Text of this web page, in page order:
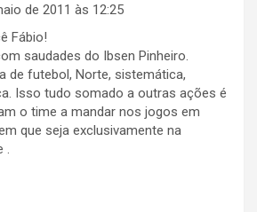
de 2011 às 12:25
Fábio!
saudades do Ibsen Pinheiro.
de futebol, Norte, sistemática,
Isso tudo somado a outras ações é
o time a mandar nos jogos em
que seja exclusivamente na
.